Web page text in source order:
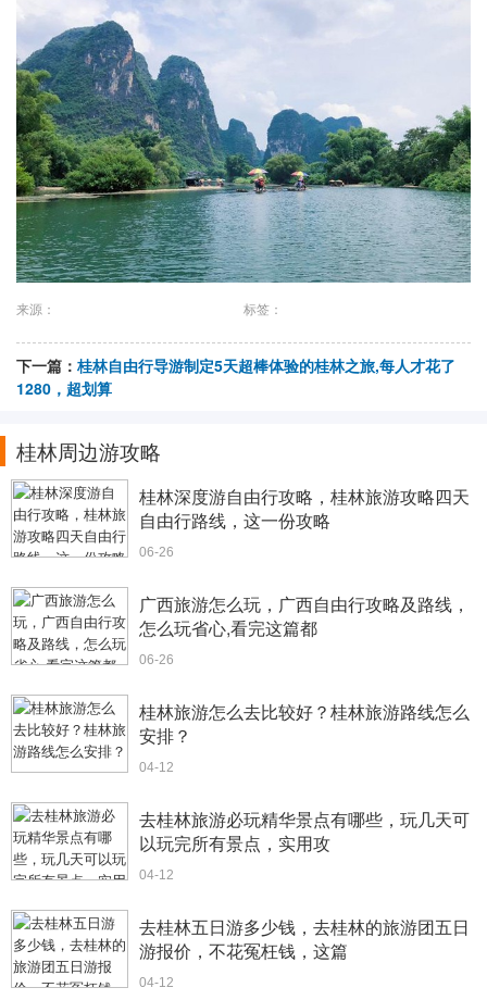
来源： 标签：
下一篇： 桂林自由行导游制定5天超棒体验的桂林之旅,每人才花了
1280，超划算
桂林周边游攻略
桂林深度游自由行攻略，桂林旅游攻略四天
自由行路线，这一份攻略
06-26
广西旅游怎么玩，广西自由行攻略及路线，
怎么玩省心,看完这篇都
06-26
桂林旅游怎么去比较好？桂林旅游路线怎么
安排？
04-12
去桂林旅游必玩精华景点有哪些，玩几天可
以玩完所有景点，实用攻
04-12
去桂林五日游多少钱，去桂林的旅游团五日
游报价，不花冤枉钱，这篇
04-12